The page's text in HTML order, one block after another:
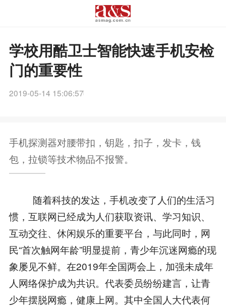
学校用酷卫士智能快速手机安检
门的重要性
2019-05-14 15:06:57
手机探测器对腰带扣，钥匙，扣子，发卡，钱
包，拉锁等技术物品不报警。
随着科技的发达，手机改变了人们的生活习
惯，互联网已经成为人们获取资讯、学习知识、
互动交往、休闲娱乐的重要平台，与此同时，网
民“首次触网年龄”明显提前，青少年沉迷网瘾的现
象屡见不鲜。在2019年全国两会上，加强未成年
人网络保护成为共识。代表委员纷纷建言，让青
少年摆脱网瘾，健康上网。其中全国人大代表何